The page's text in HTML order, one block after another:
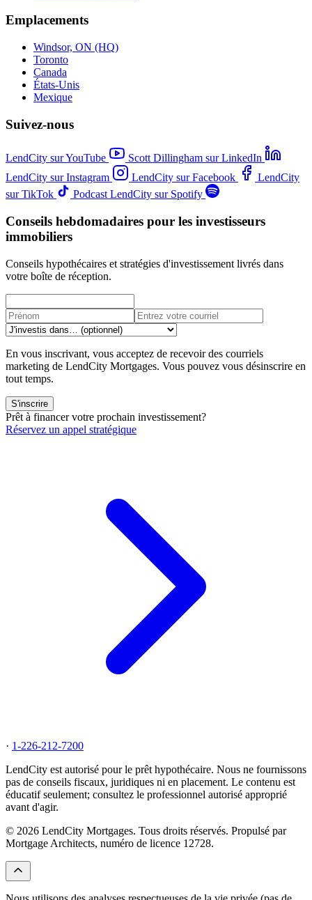
Emplacements
Windsor, ON (HQ)
Toronto
Canada
États-Unis
Mexique
Suivez-nous
LendCity sur YouTube
Scott Dillingham sur LinkedIn
LendCity sur Instagram
LendCity sur Facebook
LendCity
sur TikTok
Podcast LendCity sur Spotify
Conseils hebdomadaires pour les investisseurs
immobiliers
Conseils hypothécaires et stratégies d'investissement livrés dans
votre boîte de réception.
En vous inscrivant, vous acceptez de recevoir des courriels
marketing de LendCity Mortgages. Vous pouvez vous désinscrire en
tout temps.
S'inscrire
Prêt à financer votre prochain investissement?
Réservez un appel stratégique
· 1-226-212-7200
LendCity est autorisé pour le prêt hypothécaire. Nous ne fournissons
pas de conseils fiscaux, juridiques ni en placement. Le contenu est
éducatif seulement; consultez le professionnel autorisé approprié
avant d'agir.
© 2026 LendCity Mortgages. Tous droits réservés. Propulsé par
Mortgage Architects, numéro de licence 12728.